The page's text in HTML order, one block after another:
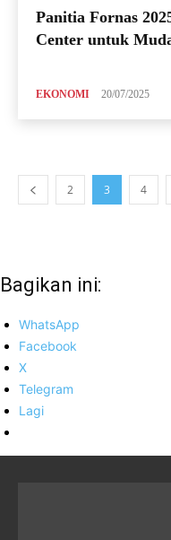
Panitia Fornas
Center untuk
EKONOMI 20/07/2025
2 3 4
Bagikan ini:
WhatsApp
Facebook
X
Telegram
Lagi